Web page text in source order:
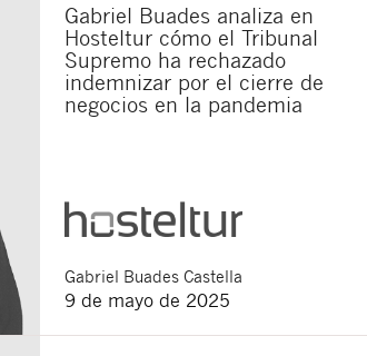
Gabriel Buades analiza en
Hosteltur cómo el Tribunal
Supremo ha rechazado
indemnizar por el cierre de
negocios en la pandemia
Gabriel Buades Castella
9 de mayo de 2025